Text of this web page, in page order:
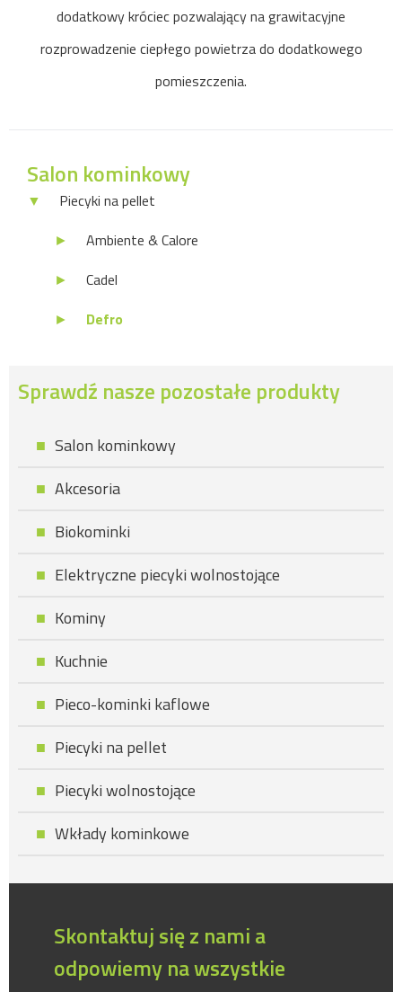
Salon kominkowy
Piecyki na pellet
Ambiente & Calore
Cadel
Defro
Sprawdź nasze pozostałe produkty
Salon kominkowy
Akcesoria
Biokominki
Elektryczne piecyki wolnostojące
Kominy
Kuchnie
Pieco-kominki kaflowe
Piecyki na pellet
Piecyki wolnostojące
Wkłady kominkowe
Skontaktuj się z nami a
odpowiemy na wszystkie
dodatkowy króciec pozwalający na grawitacyjne
rozprowadzenie ciepłego powietrza do dodatkowego
pomieszczenia.